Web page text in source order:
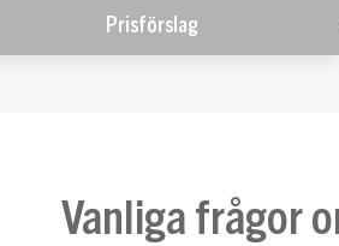
Prisförslag
Vanliga frågor